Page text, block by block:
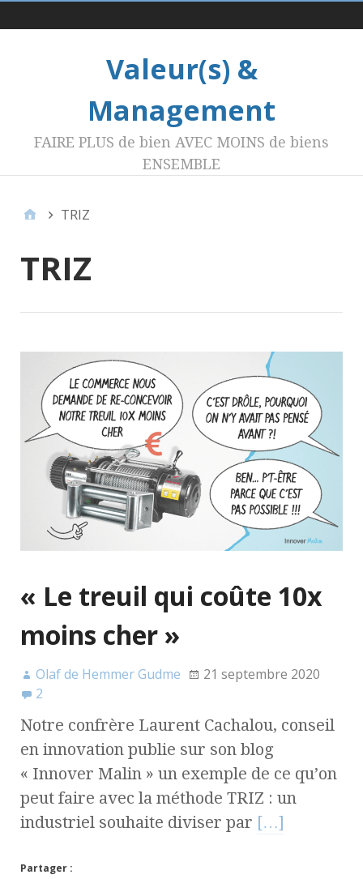
Menu 1
Valeur(s) &
Management
FAIRE PLUS de bien AVEC MOINS de biens
ENSEMBLE
TRIZ
TRIZ
« Le treuil qui coûte 10x
moins cher »
Olaf de Hemmer Gudme
21 septembre 2020
2
Notre confrère Laurent Cachalou, conseil
en innovation publie sur son blog
« Innover Malin » un exemple de ce qu’on
peut faire avec la méthode TRIZ : un
industriel souhaite diviser par […]
Partager :